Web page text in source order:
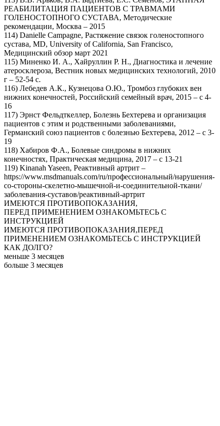
РЕАБИЛИТАЦИЯ ПАЦИЕНТОВ С ТРАВМАМИ
ГОЛЕНОСТОПНОГО СУСТАВА, Методические
рекомендации, Москва – 2015
114) Danielle Campagne, Растяжение связок голеностопного
сустава, MD, University of California, San Francisco,
Медицинский обзор март 2021
115) Миненко И. А., Хайруллин Р. Н., Диагностика и лечение
атеросклероза, Вестник новых медицинских технологий, 2010
г – 52-54 с.
116) Лебедев А.К., Кузнецова О.Ю., Тромбоз глубоких вен
нижних конечностей, Российский семейный врач, 2015 – с 4-
16
117) Эрнст Фельдткеллер, Болезнь Бехтерева и организация
пациентов с этим и родственными заболеваниями,
Германский союз пациентов с болезнью Бехтерева, 2012 – с 3-
19
118) Хабиров Ф.А., Болевые синдромы в нижних
конечностях, Практическая медицина, 2017 – с 13-21
119) Kinanah Yaseen, Реактивный артрит –
https://www.msdmanuals.com/ru/профессиональный/нарушения-
со-стороны-скелетно-мышечной-и-соединительной-ткани/
заболевания-суставов/реактивный-артрит
ИМЕЮТСЯ ПРОТИВОПОКАЗАНИЯ,
ПЕРЕД ПРИМЕНЕНИЕМ ОЗНАКОМЬТЕСЬ С
ИНСТРУКЦИЕЙ
ИМЕЮТСЯ ПРОТИВОПОКАЗАНИЯ,ПЕРЕД
ПРИМЕНЕНИЕМ ОЗНАКОМЬТЕСЬ С ИНСТРУКЦИЕЙ
КАК ДОЛГО?
меньше 3 месяцев
больше 3 месяцев